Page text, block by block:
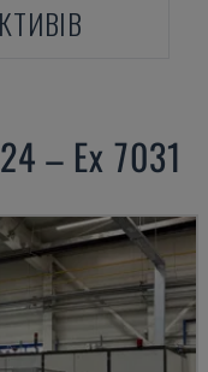
– Ex 7031